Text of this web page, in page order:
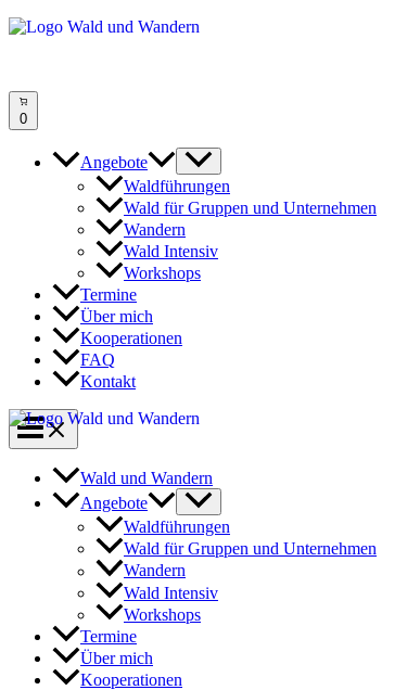
Zum
0
Angebote
Waldführungen
Wald für Gruppen und Unternehmen
Wandern
Wald Intensiv
Workshops
Termine
Über mich
Kooperationen
FAQ
Kontakt
Wald und Wandern
Angebote
Waldführungen
Wald für Gruppen und Unternehmen
Wandern
Wald Intensiv
Workshops
Termine
Über mich
Kooperationen